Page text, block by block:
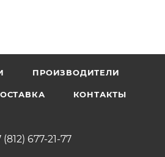
ПРОИЗВОДИТЕЛИ
КОНТАКТЫ
(812) 677-21-77